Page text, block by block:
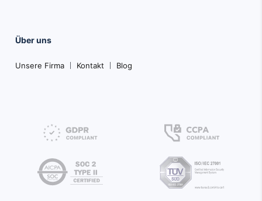
Über uns
Unsere Firma Kontakt Blog